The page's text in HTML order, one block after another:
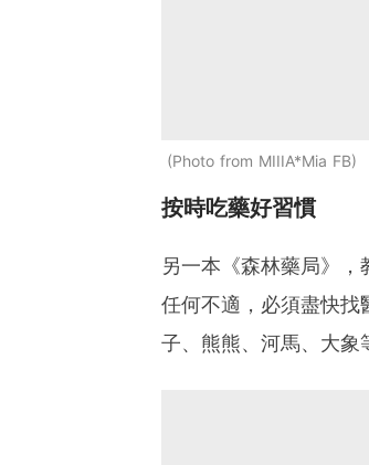
Photo from MIIIA*Mia FB
按時吃藥好習慣
另一本《森林藥局》
任何不適，必須盡快找
子、熊熊、河馬、大象